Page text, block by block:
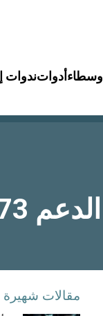
وسطاءأدواتندوات
مقالات شهيرة